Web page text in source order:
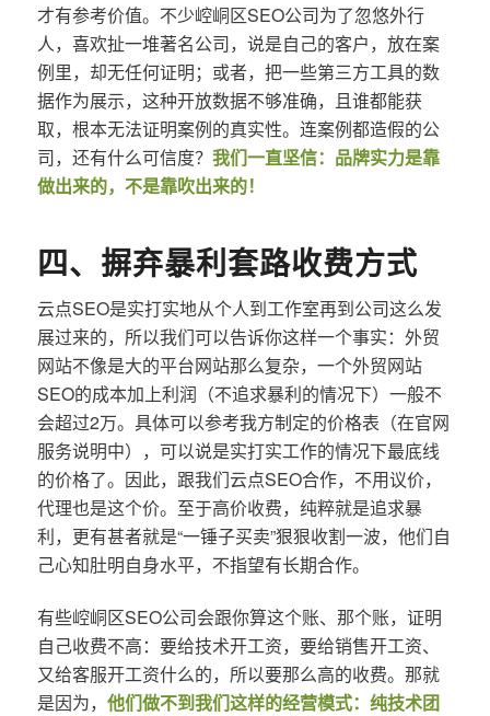
才有参考价值。不少崆峒区SEO公司为了忽悠外行
人，喜欢扯一堆著名公司，说是自己的客户，放在案
例里，却无任何证明；或者，把一些第三方工具的数
据作为展示，这种开放数据不够准确，且谁都能获
取，根本无法证明案例的真实性。连案例都造假的公
司，还有什么可信度？ 我们一直坚信：品牌实力是靠
做出来的，不是靠吹出来的！
四、摒弃暴利套路收费方式
云点SEO是实打实地从个人到工作室再到公司这么发
展过来的，所以我们可以告诉你这样一个事实：外贸
网站不像是大的平台网站那么复杂，一个外贸网站
SEO的成本加上利润（不追求暴利的情况下）一般不
会超过2万。具体可以参考我方制定的价格表（在官网
服务说明中），可以说是实打实工作的情况下最底线
的价格了。因此，跟我们云点SEO合作，不用议价，
代理也是这个价。至于高价收费，纯粹就是追求暴
利，更有甚者就是“一锤子买卖”狠狠收割一波，他们自
己心知肚明自身水平，不指望有长期合作。
有些崆峒区SEO公司会跟你算这个账、那个账，证明
自己收费不高：要给技术开工资，要给销售开工资、
又给客服开工资什么的，所以要那么高的收费。那就
是因为， 他们做不到我们这样的经营模式：纯技术团